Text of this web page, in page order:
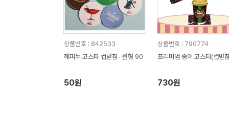
상품번호 : 842533
해피뉴 코스타 컵받침- 원형 90
50원
상품번호 : 790774
프리미엄 종이 코스터(컵받
730원